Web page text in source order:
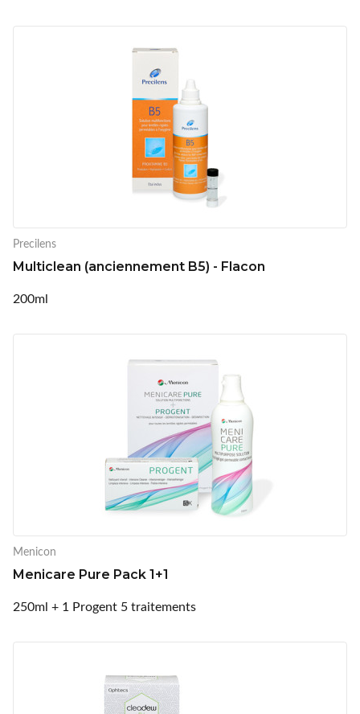
Precilens
Multiclean (anciennement B5) - Flacon
200ml
Menicon
Menicare Pure Pack 1+1
250ml + 1 Progent 5 traitements